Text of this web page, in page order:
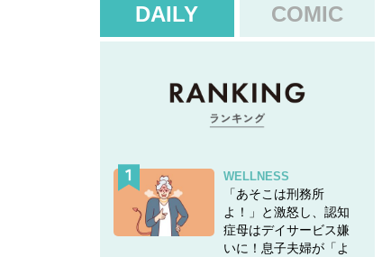
DAILY COMIC
WELLNESS
「あそこは刑務所
よ！」と激怒し、認知
症母はデイサービス嫌
いに！息子夫婦が「よ